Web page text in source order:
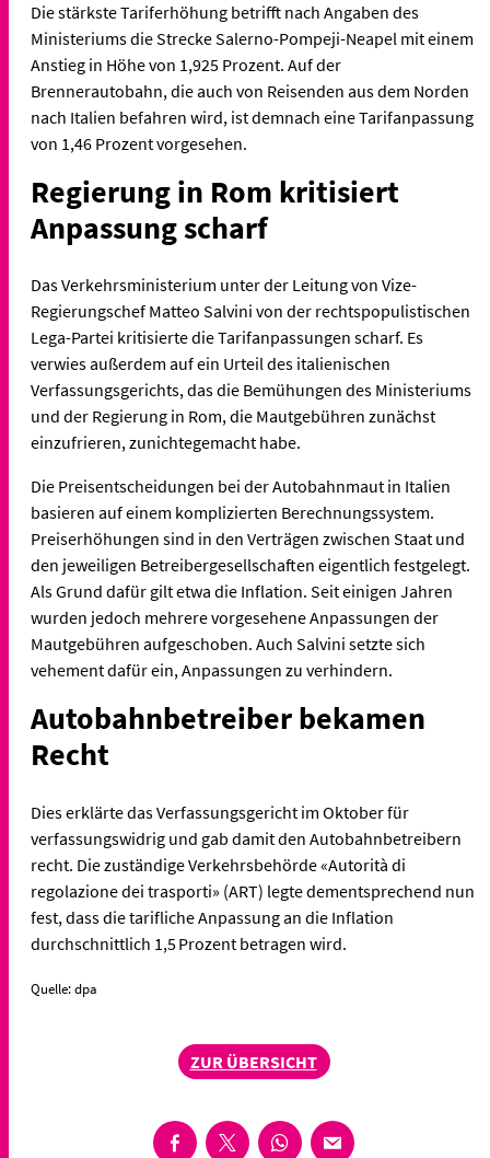
Die stärkste Tariferhöhung betrifft nach Angaben des
Ministeriums die Strecke Salerno-Pompeji-Neapel mit einem
Anstieg in Höhe von 1,925 Prozent. Auf der
Brennerautobahn, die auch von Reisenden aus dem Norden
nach Italien befahren wird, ist demnach eine Tarifanpassung
von 1,46 Prozent vorgesehen.
Regierung in Rom kritisiert
Anpassung scharf
Das Verkehrsministerium unter der Leitung von Vize-
Regierungschef Matteo Salvini von der rechtspopulistischen
Lega-Partei kritisierte die Tarifanpassungen scharf. Es
verwies außerdem auf ein Urteil des italienischen
Verfassungsgerichts, das die Bemühungen des Ministeriums
und der Regierung in Rom, die Mautgebühren zunächst
einzufrieren, zunichtegemacht habe.
Die Preisentscheidungen bei der Autobahnmaut in Italien
basieren auf einem komplizierten Berechnungssystem.
Preiserhöhungen sind in den Verträgen zwischen Staat und
den jeweiligen Betreibergesellschaften eigentlich festgelegt.
Als Grund dafür gilt etwa die Inflation. Seit einigen Jahren
wurden jedoch mehrere vorgesehene Anpassungen der
Mautgebühren aufgeschoben. Auch Salvini setzte sich
vehement dafür ein, Anpassungen zu verhindern.
Autobahnbetreiber bekamen
Recht
Dies erklärte das Verfassungsgericht im Oktober für
verfassungswidrig und gab damit den Autobahnbetreibern
recht. Die zuständige Verkehrsbehörde «Autorità di
regolazione dei trasporti» (ART) legte dementsprechend nun
fest, dass die tarifliche Anpassung an die Inflation
durchschnittlich 1,5 Prozent betragen wird.
Quelle: dpa
ZUR ÜBERSICHT